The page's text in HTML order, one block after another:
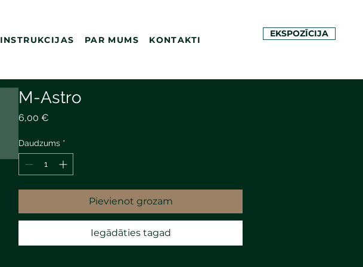
INSTRUKCIJAS PAR MUMS KONTAKTI
EKSPOZĪCIJA
M-Astro
6,00 €
Daudzums *
Pievienot grozam
Iegādāties tagad